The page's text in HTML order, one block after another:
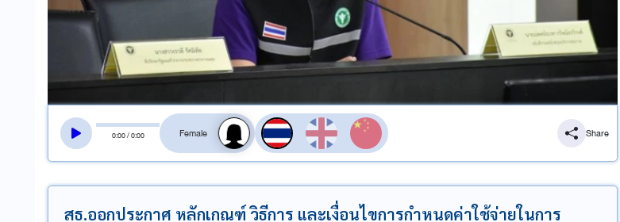
0:00/0:00
สลับเสียงอ่าน
Share
สธ.ออกประกาศ หลักเกณฑ์ วิธีการ และเงื่อนไขการกำหนดค่าใช้จ่ายในการ